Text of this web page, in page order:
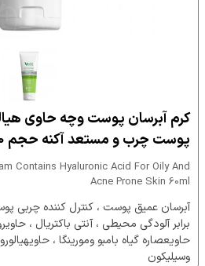
کرم آبرسان پوست وچه حاوی
پوست چرب و مستعد آکنه حجم 60 میل
Contains Hyaluronic Acid For Oily And
Acne Prone Skin 60ml
آبرسان عمیق پوست ، کنترل کننده چربی
برابر آلودگی محیطی ، آنتی باکتریال ،
حاویعصاره گیاه بامبو ومورینگا ،
وسیلیکون